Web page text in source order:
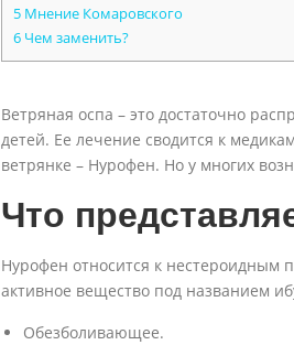
5 Мнение Комаровского
6 Чем заменить?
Ветряная оспа – это достаточно
детей. Ее лечение сводится к
ветрянке – Нурофен. Но у многих
Что
Нурофен относится к нестероидным
активное вещество под названием
Обезболивающее.